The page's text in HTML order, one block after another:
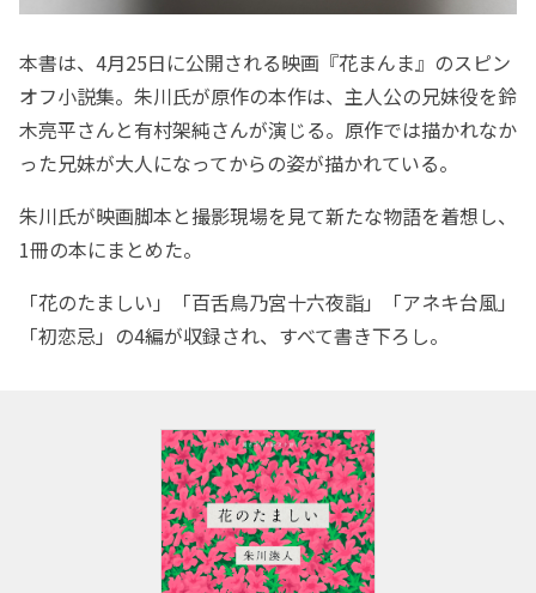
本書は、4月25日に公開される映画『花まんま』のスピン
オフ小説集。朱川氏が原作の本作は、主人公の兄妹役を鈴
木亮平さんと有村架純さんが演じる。原作では描かれなか
った兄妹が大人になってからの姿が描かれている。
朱川氏が映画脚本と撮影現場を見て新たな物語を着想し、
1冊の本にまとめた。
「花のたましい」「百舌鳥乃宮十六夜詣」「アネキ台風」
「初恋忌」の4編が収録され、すべて書き下ろし。